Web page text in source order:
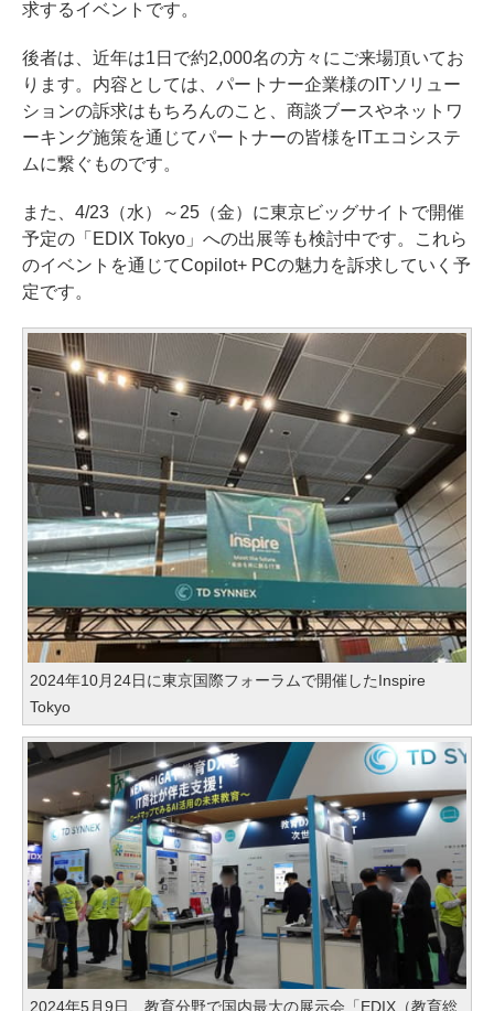
求するイベントです。
後者は、近年は1日で約2,000名の方々にご来場頂いてお
ります。内容としては、パートナー企業様のITソリュー
ションの訴求はもちろんのこと、商談ブースやネットワ
ーキング施策を通じてパートナーの皆様をITエコシステ
ムに繋ぐものです。
また、4/23（水）～25（金）に東京ビッグサイトで開催
予定の「EDIX Tokyo」への出展等も検討中です。これら
のイベントを通じてCopilot+ PCの魅力を訴求していく予
定です。
2024年10月24日に東京国際フォーラムで開催したInspire
Tokyo
2024年5月9日、教育分野で国内最大の展示会「EDIX（教育総